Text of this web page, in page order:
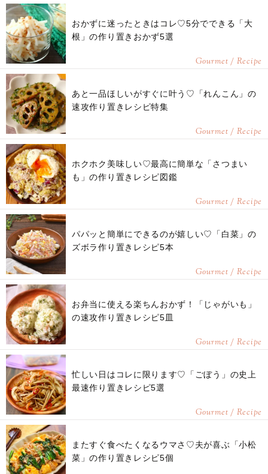
おかずに迷ったときはコレ♡5分でできる「大
根」の作り置きおかず5選
Gourmet / Recipe
あと一品ほしいがすぐに叶う♡「れんこん」の
速攻作り置きレシピ特集
Gourmet / Recipe
ホクホク美味しい♡最高に簡単な「さつまい
も」の作り置きレシピ図鑑
Gourmet / Recipe
パパッと簡単にできるのが嬉しい♡「白菜」の
ズボラ作り置きレシピ5本
Gourmet / Recipe
お弁当に使える楽ちんおかず！「じゃがいも」
の速攻作り置きレシピ5皿
Gourmet / Recipe
忙しい日はコレに限ります♡「ごぼう」の史上
最速作り置きレシピ5選
Gourmet / Recipe
またすぐ食べたくなるウマさ♡夫が喜ぶ「小松
菜」の作り置きレシピ5個